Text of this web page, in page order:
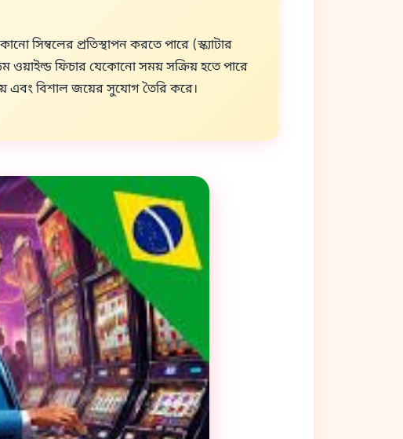
সিম্বলের প্রতিস্থাপন করতে পারে (স্ক্যাটার
ওয়াইল্ড ফিচার যেকোনো সময় সক্রিয় হতে পারে
এবং বিশাল জয়ের সুযোগ তৈরি করে।